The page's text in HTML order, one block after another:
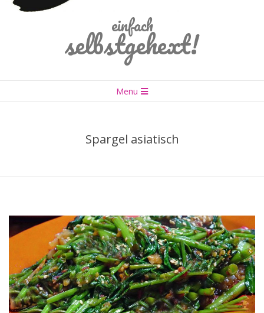
einfach
selbstgehext!
Navigation
Menu
Spargel asiatisch